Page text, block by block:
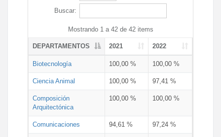
Buscar:
Mostrando 1 a 42 de 42 items
DEPARTAMENTOS 2021 2022
Biotecnología 100,00 % 100,00 %
Ciencia Animal 100,00 % 97,41 %
Composición
Arquitectónica
100,00 % 100,00 %
Comunicaciones 94,61 % 97,24 %